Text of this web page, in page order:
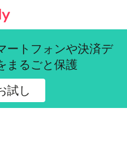
ルスキー公式ブログ
ートフォンや決済デ
まるごと保護
試し